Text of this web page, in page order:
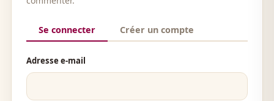
Se connecter Créer un compte
Adresse e-mail